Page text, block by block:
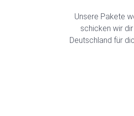
Unsere Pakete
schicken wir
Deutschland für